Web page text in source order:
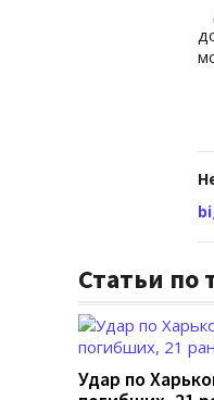
Статьи по
Удар по